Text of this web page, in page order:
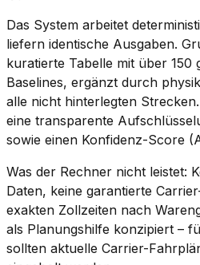
Das System arbeitet
liefern identische Ausgaben.
kuratierte Tabelle mit über 150
Baselines, ergänzt durch
alle nicht hinterlegten
eine transparente
sowie einen Konfidenz-Score
Was der Rechner nicht leistet:
Daten, keine garantierte
exakten Zollzeiten nach
als Planungshilfe konzipiert –
sollten aktuelle Carrier-